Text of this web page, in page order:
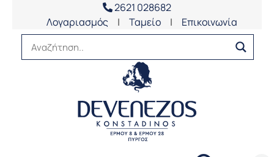
2621 028682
Λογαριασμός
| Ταμείο | Επικοινωνία